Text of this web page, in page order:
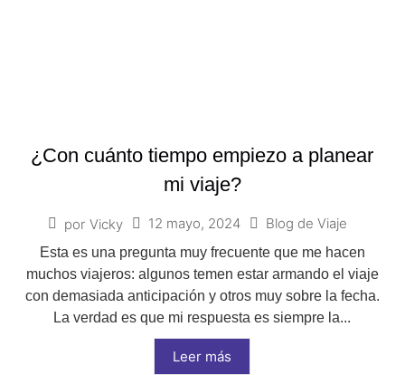
¿Con cuánto tiempo empiezo a planear
mi viaje?
por Vicky 12 mayo, 2024 Blog de Viaje
Esta es una pregunta muy frecuente que me hacen
muchos viajeros: algunos temen estar armando el viaje
con demasiada anticipación y otros muy sobre la fecha.
La verdad es que mi respuesta es siempre la...
Leer más